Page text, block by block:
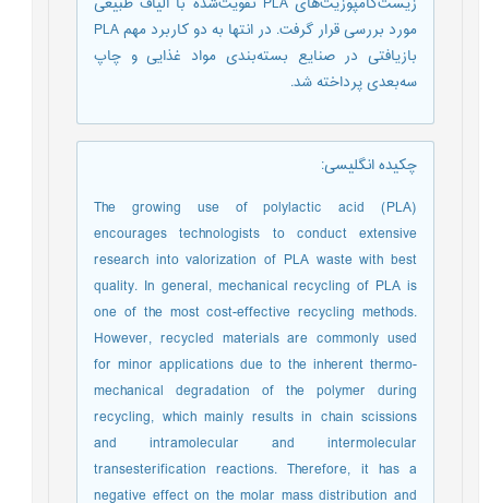
مورد بررسی قرار گرفت. در انتها به دو کاربرد مهم PLA
بازیافتی در صنایع بسته‌بندی مواد غذایی و چاپ
سه‌بعدی پرداخته شد.
چکیده انگلیسی:
The growing use of polylactic acid (PLA)
encourages technologists to conduct extensive
research into valorization of PLA waste with best
quality. In general, mechanical recycling of PLA is
one of the most cost-effective recycling methods.
However, recycled materials are commonly used
for minor applications due to the inherent thermo-
mechanical degradation of the polymer during
recycling, which mainly results in chain scissions
and intramolecular and intermolecular
transesterification reactions. Therefore, it has a
negative effect on the molar mass distribution and